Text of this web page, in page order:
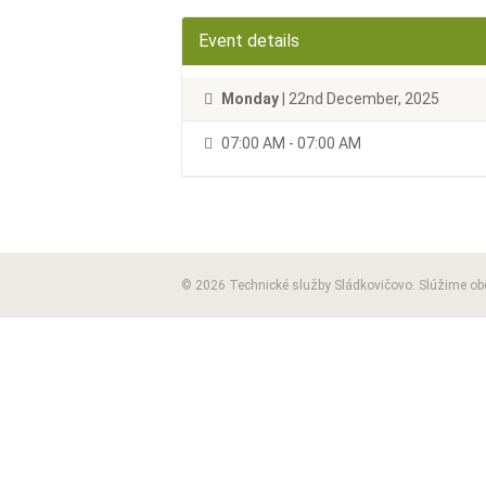
Event details
Monday | 22nd December, 2025
07:00 AM - 07:00 AM
© 2026 Technické služby Sládkovičovo. Slúžime